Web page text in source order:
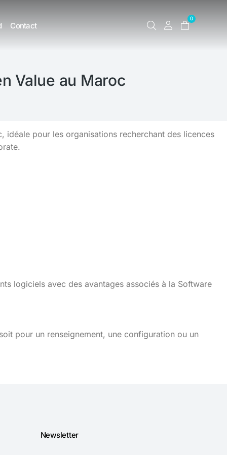
Contact
0
Value au Maroc
idéale pour les organisations recherchant des licences
logiciels avec des avantages associés à la Software
pour un renseignement, une configuration ou un
Newsletter